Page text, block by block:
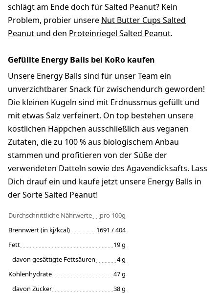
schlägt am Ende doch für Salted Peanut? Kein
Problem, probier unsere Nut Butter Cups Salted
Peanut und den Proteinriegel Salted Peanut.
Gefüllte Energy Balls bei KoRo kaufen
Unsere Energy Balls sind für unser Team ein
unverzichtbarer Snack für zwischendurch geworden!
Die kleinen Kugeln sind mit Erdnussmus gefüllt und
mit etwas Salz verfeinert. On top bestehen unsere
köstlichen Häppchen ausschließlich aus veganen
Zutaten, die zu 100 % aus biologischem Anbau
stammen und profitieren von der Süße der
verwendeten Datteln sowie des Agavendicksafts. Lass
Dich drauf ein und kaufe jetzt unsere Energy Balls in
der Sorte Salted Peanut!
Durchschnittliche Nährwerte
pro 100g
Brennwert (in kj/kcal)
1691 / 404
Fett
19 g
davon gesättigte Fettsäuren
4 g
Kohlenhydrate
47 g
davon Zucker
38 g